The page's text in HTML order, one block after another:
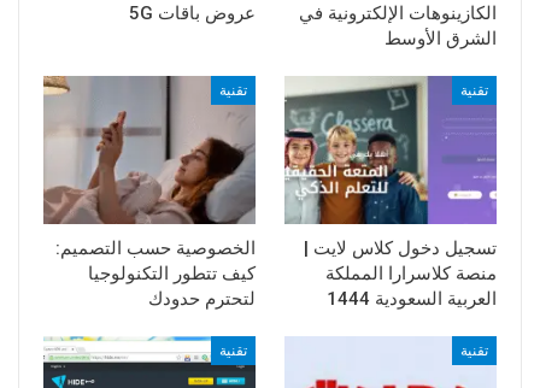
الكازينوهات الإلكترونية في
الشرق الأوسط
عروض باقات 5G
تقنية
تسجيل دخول كلاس لايت |
منصة كلاسرارا المملكة
العربية السعودية 1444
تقنية
الخصوصية حسب التصميم:
كيف تتطور التكنولوجيا
لتحترم حدودك
تقنية تقنية